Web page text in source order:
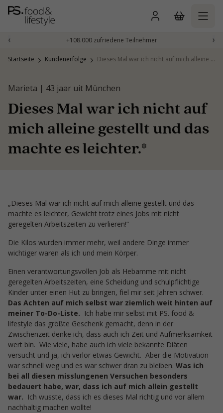
Zum
Inhalt
springen
‹ +108.000 zufriedene Teilnehmer ›
Startseite Kundenerfolge Dieses Mal war ich nicht auf mich alleine gestellt und das machte es leichter.*
Marieta | 43 jaar uit München
Dieses Mal war ich nicht auf
mich alleine gestellt und das
machte es leichter.*
„Dieses Mal war ich nicht auf mich alleine gestellt und das
machte es leichter, Gewicht trotz eines Jobs mit nicht
geregelten Arbeitszeiten zu verlieren!“
Die Kilos wurden immer mehr, weil andere Dinge immer
wichtiger waren als ich und mein Körper.
Einen verantwortungsvollen Job als Hebamme mit nicht
geregelten Arbeitszeiten, eine Scheidung und schulpflichtige
Kinder unter einen Hut zu bringen, fiel mir seit Jahren schwer.
Das Achten auf mich selbst war ziemlich weit hinten auf
meiner To-Do-Liste. Ich habe mir selbst mit PS. food &
lifestyle das größte Geschenk gemacht, denn in der
Zwischenzeit denke ich, dass auch ich Zeit und Aufmerksamkeit
wert bin. Wie viele, habe auch ich viele bekannte Diäten
versucht und ja, ich verlor etwas Gewicht. Aber die Motivation
war schnell weg und es war schwer dran zu bleiben. Was ich
bei all diesen misslungenen Versuchen besonders
bedauert habe, war, dass ich auf mich allein gestellt
war. Ich wusste, dass ich es dieses Mal richtig und vor allem
nachhaltig machen wollte!